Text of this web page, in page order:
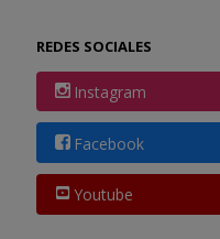
REDES SOCIALES
Instagram
Facebook
Youtube